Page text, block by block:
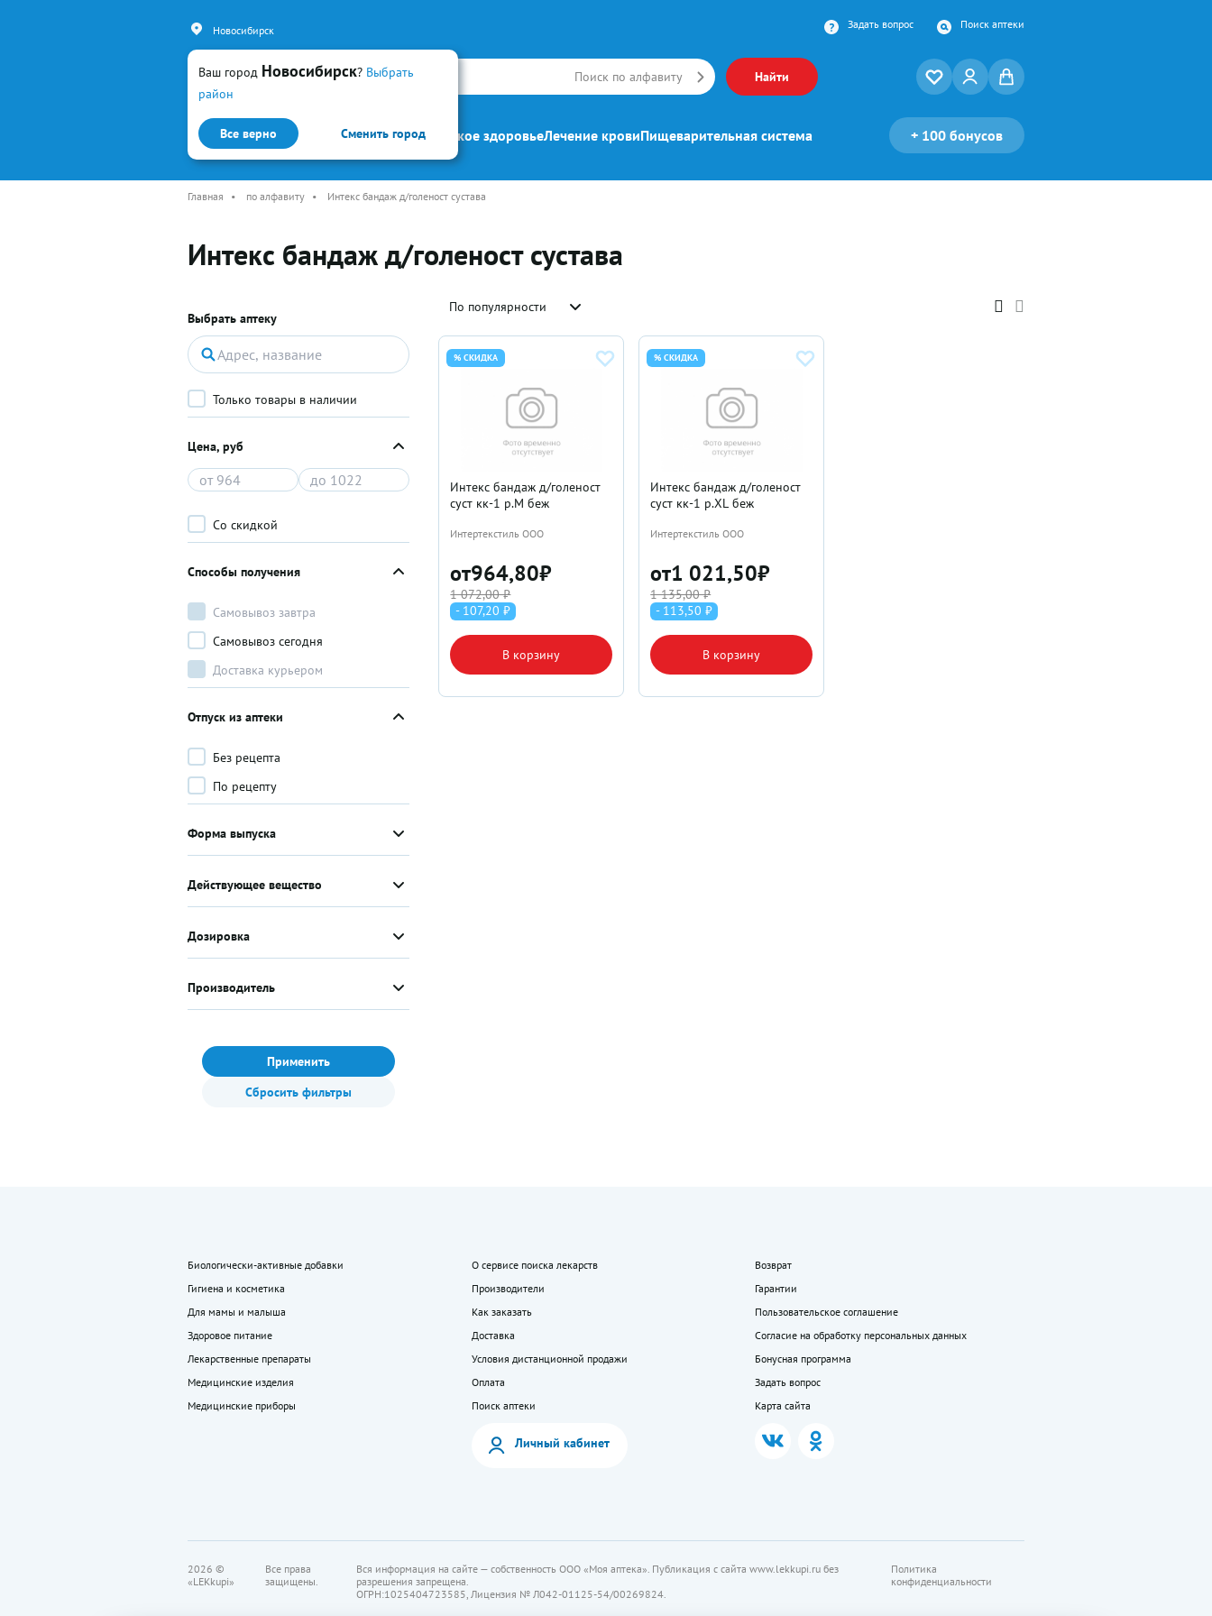
Ваш город Новосибирск? Выбрать
район
Все верно Сменить город
Новосибирск Задать вопрос Поиск аптеки
Искать Поиск по алфавиту Найти
Каталог Простуда и гриппЖенское здоровьеЛечение кровиПищеварительная система + 100 бонусов
Главная • по алфавиту • Интекс бандаж д/голеност сустава
Интекс бандаж д/голеност сустава
Выбрать аптеку
Только товары в наличии
Цена, руб
Со скидкой
Способы получения
Самовывоз завтра
Самовывоз сегодня
Доставка курьером
Отпуск из аптеки
Без рецепта
По рецепту
Форма выпуска
Действующее вещество
Дозировка
Производитель
Применить
Сбросить фильтры
По популярности
% СКИДКА
Интекс бандаж д/голеност
суст кк-1 р.M беж
Интертекстиль ООО
от964,80₽
1 072,00 ₽
- 107,20 ₽
В корзину
% СКИДКА
Интекс бандаж д/голеност
суст кк-1 р.XL беж
Интертекстиль ООО
от1 021,50₽
1 135,00 ₽
- 113,50 ₽
В корзину
Биологически-активные добавки
Гигиена и косметика
Для мамы и малыша
Здоровое питание
Лекарственные препараты
Медицинские изделия
Медицинские приборы
О сервисе поиска лекарств
Производители
Как заказать
Доставка
Условия дистанционной продажи
Оплата
Поиск аптеки
Возврат
Гарантии
Пользовательское соглашение
Согласие на обработку персональных данных
Бонусная программа
Задать вопрос
Карта сайта
Личный кабинет
2026 ©
«LEKkupi»
Все права
защищены.
Вся информация на сайте — собственность ООО «Моя аптека». Публикация с сайта www.lekkupi.ru без
разрешения запрещена.
ОГРН:1025404723585, Лицензия № Л042-01125-54/00269824.
Политика
конфиденциальности